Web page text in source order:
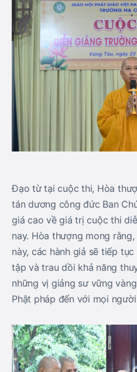
Đạo từ tại cuộc thi, Hòa
tán dương công đức Ban
giá cao về giá trị cuộc thi
nay. Hòa thượng mong
này, các hành giả sẽ tiếp
tập và trau dồi khả năng
những vị giảng sư vững
Phật pháp đến với mọi